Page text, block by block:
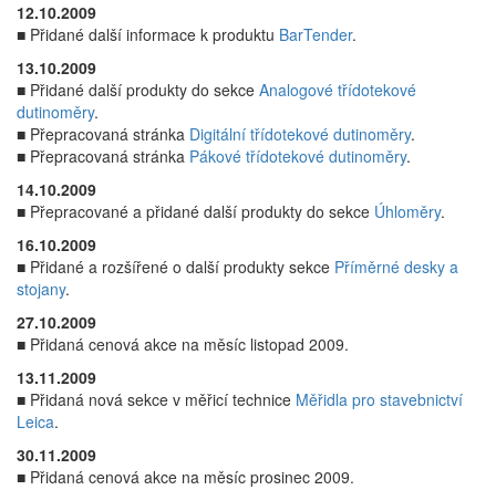
12.10.2009
■ Přidané další informace k produktu BarTender.
13.10.2009
■ Přidané další produkty do sekce Analogové třídotekové
dutinoměry.
■ Přepracovaná stránka Digitální třídotekové dutinoměry.
■ Přepracovaná stránka Pákové třídotekové dutinoměry.
14.10.2009
■ Přepracované a přidané další produkty do sekce Úhloměry.
16.10.2009
■ Přidané a rozšířené o další produkty sekce Příměrné desky a
stojany.
27.10.2009
■ Přidaná cenová akce na měsíc listopad 2009.
13.11.2009
■ Přidaná nová sekce v měřicí technice Měřidla pro stavebnictví
Leica.
30.11.2009
■ Přidaná cenová akce na měsíc prosinec 2009.